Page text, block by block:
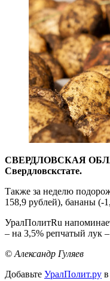
СВЕРДЛОВСКАЯ
Свердловскстате.
Также за неделю
158,9 рублей), бананы (-
УралПолитRu
– на 3,5% репчатый лук
© Александр Гуляев
Добавьте УралПолит.ру